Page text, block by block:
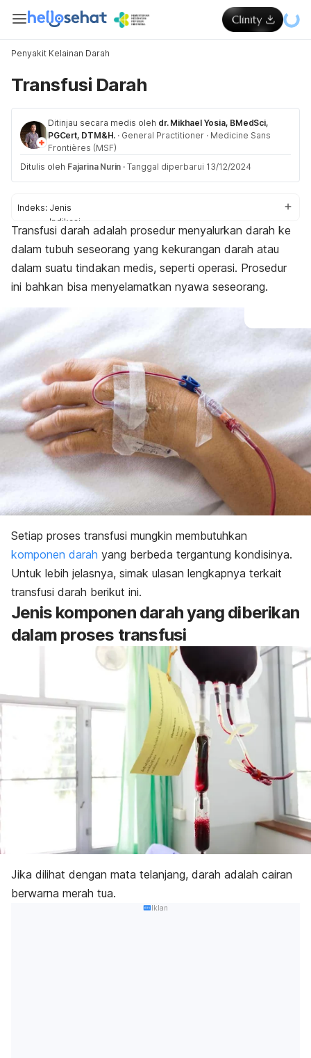
Penyakit Kelainan Darah
Transfusi Darah
Ditinjau secara medis oleh dr. Mikhael Yosia, BMedSci,
PGCert, DTM&H. · General Practitioner · Medicine Sans
Frontières (MSF)
Ditulis oleh Fajarina Nurin · Tanggal diperbarui 13/12/2024
Indeks: Jenis
Indikasi
Persiapan
Proses
Efek samping
Transfusi darah adalah prosedur menyalurkan darah ke
dalam tubuh seseorang yang kekurangan darah atau
dalam suatu tindakan medis, seperti operasi. Prosedur
ini bahkan bisa menyelamatkan nyawa seseorang.
Setiap proses transfusi mungkin membutuhkan
komponen darah yang berbeda tergantung kondisinya.
Untuk lebih jelasnya, simak ulasan lengkapnya terkait
transfusi darah berikut ini.
Jenis komponen darah yang diberikan
dalam proses transfusi
Jika dilihat dengan mata telanjang, darah adalah cairan
berwarna merah tua.
Iklan